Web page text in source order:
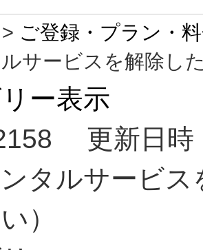
> ご登録・プラン・
サービスを解除し
ー表示
更新日
タルサービ
）